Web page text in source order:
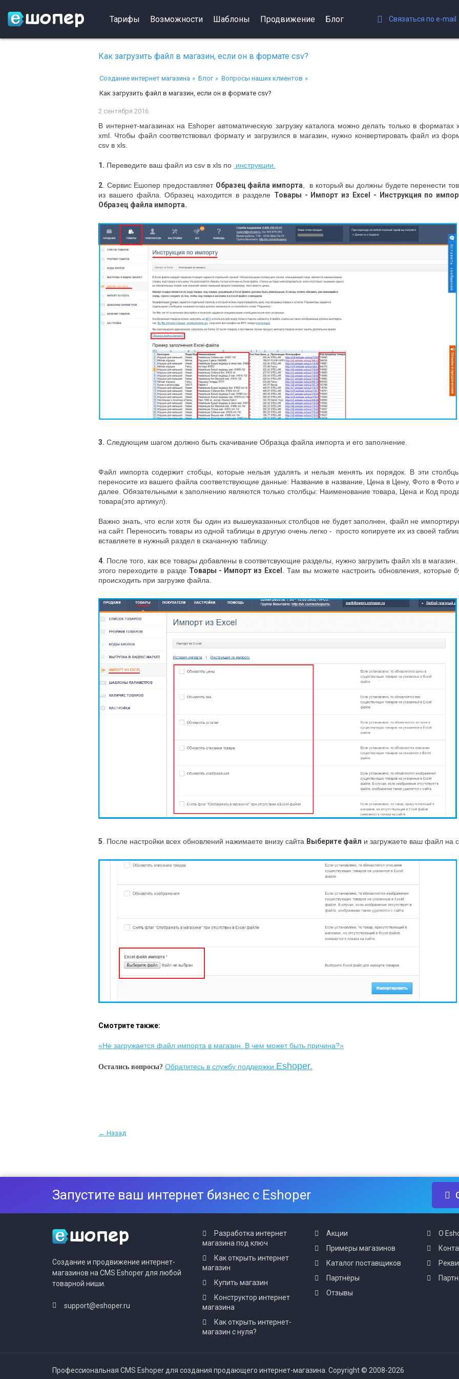
Тарифы Возможности Шаблоны Продвижение Блог Связаться по e-mail
Как загрузить файл в магазин, если он в формате csv?
Создание интернет магазина Блог
Вопросы наших клиентов
Как загрузить файл в магазин, если он в формате csv?
2 сентября 2016
В интернет-магазинах на Eshoper автоматическую загрузку каталога можно делать только в форматах
xml. Чтобы файл соответствовал формату и загрузился в магазин, нужно конвертировать файл из
csv в xls.
1. Переведите ваш файл из csv в xls по инструкции.
2 . Сервис Ешопер предоставляет Образец файла импорта , в который вы должны будете перенести
из вашего файла. Образец находится в разделе Товары - Импорт из Excel - Инструкция по
Образец файла импорта.
3. Следующим шагом должно быть скачивание Образца файла импорта и его заполнение.
Файл импорта содержит стобцы, которые нельзя удалять и нельзя менять их порядок. В эти
переносите из вашего файла соответствующие данные: Название в название, Цена в Цену, Фото в Фото
далее. Обязательными к заполнению являются только столбцы: Наименование товара, Цена и Код
товара(это артикул).
Важно знать, что если хотя бы один из вышеуказанных столбцов не будет заполнен, файл не
на сайт. Переносить товары из одной таблицы в другую очень легко - просто копируете их из своей
вставляете в нужный раздел в скачанную таблицу.
4 . После того, как все товары добавлены в соответсвующие разделы, нужно загрузить файл xls в
этого переходите в разде Товары - Импорт из Excel . Там вы можете настроить обновления, которые
происходить при загрузке файла.
5 . После настройки всех обновлений нажимаете внизу сайта Выберите файл и загружаете ваш файл на
Смотрите также:
«Не загружается файл импорта в магазин. В чем может быть причина?»
Остались вопросы? Обратитесь в службу поддержки Eshoper.
← Назад
Запустите ваш интернет бизнес с Eshoper
Создание и продвижение интернет-
магазинов на CMS Eshoper для любой
товарной ниши.
support@eshoper.ru
Разработка интернет
магазина под ключ
Как открыть интернет
магазин
Купить магазин
Конструктор интернет
магазина
Как открыть интернет-
магазин с нуля?
Акции
Примеры магазинов
Каталог поставщиков
Партнёры
Отзывы
О
Профессиональная CMS Eshoper для создания продающего интернет-магазина. Copyright © 2008-2026